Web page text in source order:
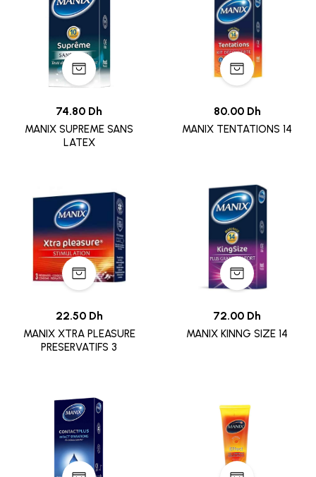
74.80 Dh
MANIX SUPREME SANS
LATEX
80.00 Dh
MANIX TENTATIONS 14
22.50 Dh
MANIX XTRA PLEASURE
PRESERVATIFS 3
72.00 Dh
MANIX KINNG SIZE 14